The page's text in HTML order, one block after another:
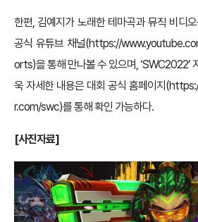
한편, 김예지가 노래한 테마곡과 뮤직 비디
공식 유튜브 채널(https://
orts)을 통해 만나볼 수 있으며, ‘SWC2022’
욱 자세한 내용은 대회 공식 홈페이지(
r.com/swc)를 통해 확인 가능하다.
[사진자료]